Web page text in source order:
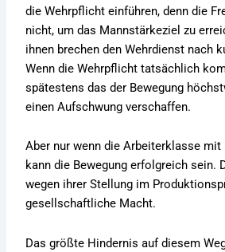
die Wehrpflicht einführen, denn die
nicht, um das Mannstärkeziel zu
ihnen brechen den Wehrdienst nach
Wenn die Wehrpflicht tatsächlich
spätestens das der Bewegung
einen Aufschwung verschaffen.
Aber nur wenn die Arbeiterklasse
kann die Bewegung erfolgreich sein.
wegen ihrer Stellung im
gesellschaftliche Macht.
Das größte Hindernis auf diesem